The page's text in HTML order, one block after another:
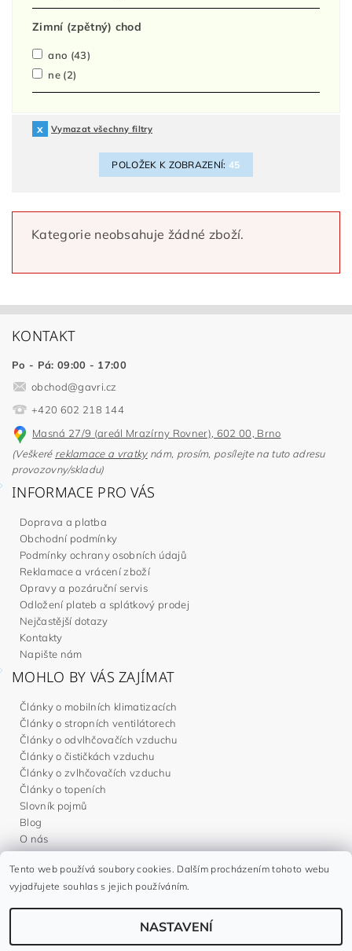
Zimní (zpětný) chod
ano (43)
ne (2)
Vymazat všechny filtry
POLOŽEK K ZOBRAZENÍ:45
Kategorie neobsahuje žádné zboží.
KONTAKT
Po - Pá: 09:00 - 17:00
obchod@gavri.cz
+420 602 218 144
Masná 27/9 (areál Mrazírny Rovner), 602 00, Brno
(Veškeré reklamace a vratkynám, prosím, posílejte na tuto adresu
provozovny/skladu)
INFORMACE PRO VÁS
Doprava a platba
Obchodní podmínky
Podmínky ochrany osobních údajů
Reklamace a vrácení zboží
Opravy a pozáruční servis
Odložení plateb a splátkový prodej
Nejčastější dotazy
Kontakty
Napište nám
MOHLO BY VÁS ZAJÍMAT
Články o mobilních klimatizacích
Články o stropních ventilátorech
Články o odvlhčovačích vzduchu
Články o čističkách vzduchu
Články o zvlhčovačích vzduchu
Články o topeních
Slovník pojmů
Blog
O nás
Noaton.cz | Noaton.de | Noaton.es | Gavri.sk | Gavri.es
Gavri.cz, všechna práva vyhrazena
Tento web používá soubory cookies. Dalším procházením tohoto webu
vyjadřujete souhlas s jejich používáním.
NASTAVENÍ